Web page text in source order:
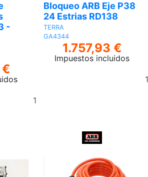
-
Bloqueo ARB Eje P38
24 Estrias RD138
TERRA
GA4344
1.757,93 €
Impuestos incluidos